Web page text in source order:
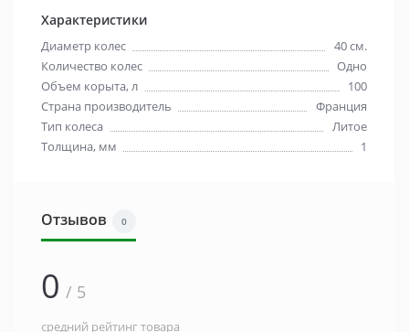
Характеристики
Диаметр колес
40 см.
Количество колес
Одно
Объем корыта, л
100
Страна производитель
Франция
Тип колеса
Литое
Толщина, мм
1
Отзывов 0
0 / 5
средний рейтинг товара